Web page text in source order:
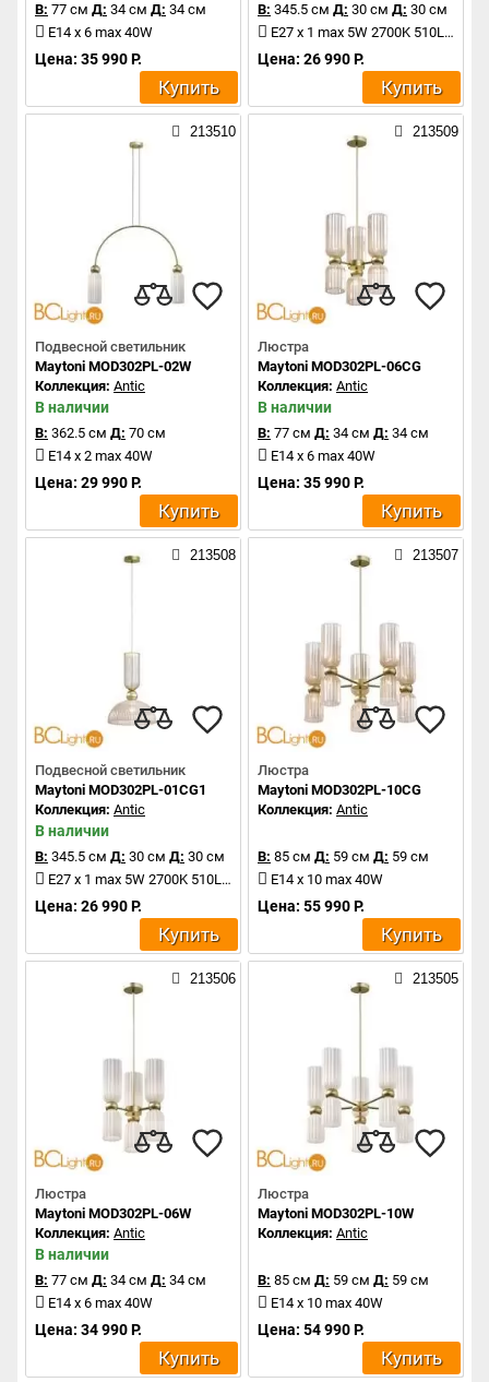
В: 77 см Д: 34 см Д: 34 см
E14 x 6 max 40W
Цена: 35 990 Р.
Купить
В: 345.5 см Д: 30 см Д: 30 см
E27 x 1 max 5W 2700K 510Lm
Цена: 26 990 Р.
Купить
213510
Подвесной светильник
Maytoni MOD302PL-02W
Коллекция: Antic
В наличии
В: 362.5 см Д: 70 см
E14 x 2 max 40W
Цена: 29 990 Р.
Купить
213509
Люстра
Maytoni MOD302PL-06CG
Коллекция: Antic
В наличии
В: 77 см Д: 34 см Д: 34 см
E14 x 6 max 40W
Цена: 35 990 Р.
Купить
213508
Подвесной светильник
Maytoni MOD302PL-01CG1
Коллекция: Antic
В наличии
В: 345.5 см Д: 30 см Д: 30 см
E27 x 1 max 5W 2700K 510Lm
Цена: 26 990 Р.
Купить
213507
Люстра
Maytoni MOD302PL-10CG
Коллекция: Antic
В: 85 см Д: 59 см Д: 59 см
E14 x 10 max 40W
Цена: 55 990 Р.
Купить
213506
Люстра
Maytoni MOD302PL-06W
Коллекция: Antic
В наличии
В: 77 см Д: 34 см Д: 34 см
E14 x 6 max 40W
Цена: 34 990 Р.
Купить
213505
Люстра
Maytoni MOD302PL-10W
Коллекция: Antic
В: 85 см Д: 59 см Д: 59 см
E14 x 10 max 40W
Цена: 54 990 Р.
Купить